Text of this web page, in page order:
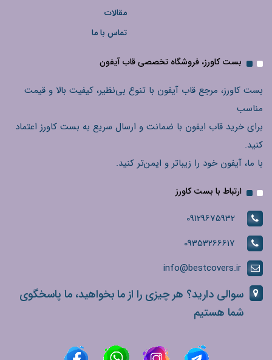
مقالات
تماس با ما
بست کاورز، فروشگاه تخصصی قاب آیفون
بست کاورز، مرجع قاب آیفون با تنوع بی‌نظیر، کیفیت بالا و قیمت
مناسب
برای خرید قاب ایفون با ضمانت و ارسال سریع به بست کاورز اعتماد
کنید.
با ما، آیفون خود را زیباتر و ایمن‌تر کنید.
ارتباط با بست کاورز
09129675932
09353266617
info@bestcovers.ir
سوالی دارید؟ هر چیزی را از ما بخواهید، ما پاسخگوی
شما هستیم